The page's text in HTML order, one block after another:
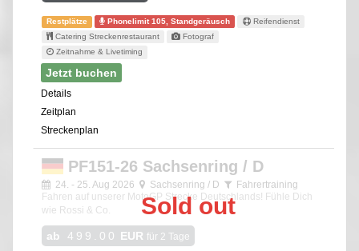
Restplätze Phonelimit 105, Standgeräusch
Reifendienst
Catering Streckenrestaurant
Fotograf
Zeitnahme & Livetiming
Jetzt buchen
Details
Zeitplan
Streckenplan
Sold out
PF151-26 Sachsenring / D
24. - 25. Aug 2026 Sachsenring / D
Fahrertraining
Fahren auf unserer MotoGP Strecke Deutschlands! Fühle Dich
wie Rossi & Co.
ab 499.00 EUR für 2 Tage